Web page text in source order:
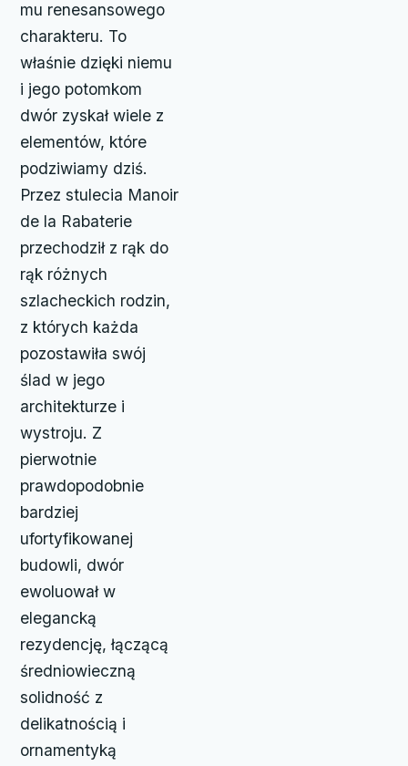
mu renesansowego
charakteru. To
właśnie dzięki niemu
i jego potomkom
dwór zyskał wiele z
elementów, które
podziwiamy dziś.
Przez stulecia Manoir
de la Rabaterie
przechodził z rąk do
rąk różnych
szlacheckich rodzin,
z których każda
pozostawiła swój
ślad w jego
architekturze i
wystroju. Z
pierwotnie
prawdopodobnie
bardziej
ufortyfikowanej
budowli, dwór
ewoluował w
elegancką
rezydencję, łączącą
średniowieczną
solidność z
delikatnością i
ornamentyką